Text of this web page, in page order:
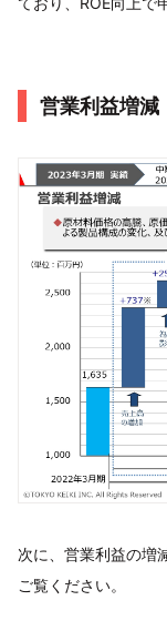
営業利益増減
次に、営業利益の増
ご覧ください。